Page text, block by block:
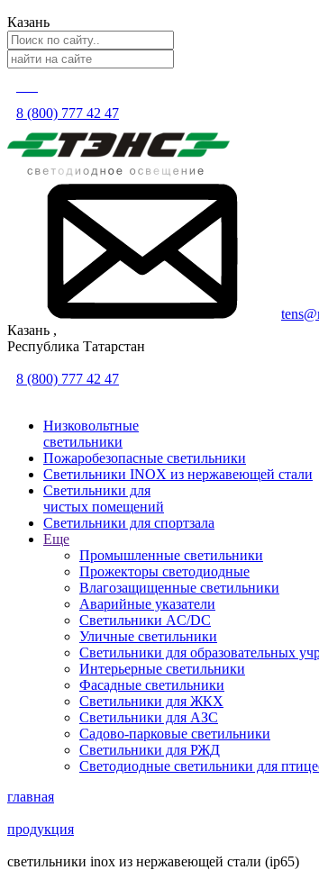
Казань
8 (800) 777 42 47
Казань ,
Республика Татарстан
8 (800) 777 42 47
Низковольтные
светильники
Пожаробезопасные светильники
Светильники INOX из нержавеющей стали
Светильники для
чистых помещений
Светильники для спортзала
Еще
Промышленные светильники
Прожекторы светодиодные
Влагозащищенные светильники
Аварийные указатели
Светильники AC/DC
Уличные светильники
Светильники для образовательных
Интерьерные светильники
Фасадные светильники
Светильники для ЖКХ
Светильники для АЗС
Садово-парковые светильники
Светильники для РЖД
Светодиодные светильники для
главная
продукция
светильники inox из нержавеющей стали (ip65)